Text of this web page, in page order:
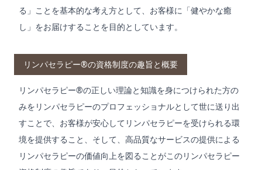
る」ことを基本的な考え方として、お客様に「健やかな癒
し」をお届けすることを目的としています。
リンパセラピー®の資格制度の趣旨と概要
リンパセラピー®の正しい理論と知識を身につけられた方の
みをリンパセラピーのプロフェッショナルとして世に送り出
すことで、お客様が安心してリンパセラピーを受けられる環
境を提供すること、そして、高品質なサービスの提供による
リンパセラピーの価値向上を図ることがこのリンパセラピー